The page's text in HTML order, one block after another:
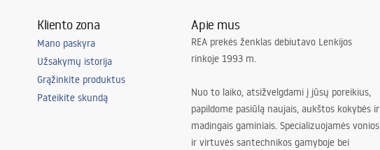
Kliento zona
Mano paskyra
Užsakymų istorija
Grąžinkite produktus
Pateikite skundą
Apie mus
REA prekės ženklas debiutavo Lenkijos
rinkoje 1993 m.
Nuo to laiko, atsižvelgdami į jūsų poreikius,
papildome pasiūlą naujais, aukštos kokybės ir
madingais gaminiais. Specializuojamės vonios
ir virtuvės santechnikos gamyboje bei